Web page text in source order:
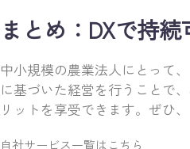
まとめ：DXで持
中小規模の農業法人にとって
に基づいた経営を行うことで
リットを享受できます。ぜひ
自社サービス一覧はこちら